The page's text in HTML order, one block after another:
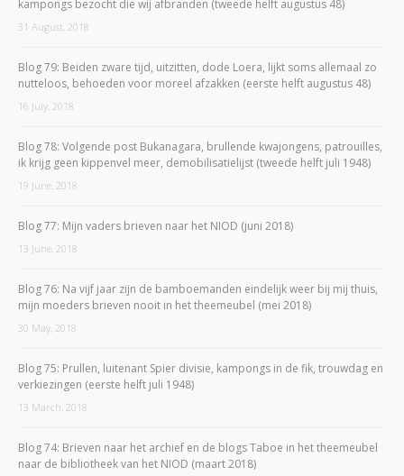
kampongs bezocht die wij afbranden (tweede helft augustus 48)
31 August, 2018
Blog 79: Beiden zware tijd, uitzitten, dode Loera, lijkt soms allemaal zo
nutteloos, behoeden voor moreel afzakken (eerste helft augustus 48)
16 July, 2018
Blog 78: Volgende post Bukanagara, brullende kwajongens, patrouilles,
ik krijg geen kippenvel meer, demobilisatielijst (tweede helft juli 1948)
19 June, 2018
Blog 77: Mijn vaders brieven naar het NIOD (juni 2018)
13 June, 2018
Blog 76: Na vijf jaar zijn de bamboemanden eindelijk weer bij mij thuis,
mijn moeders brieven nooit in het theemeubel (mei 2018)
30 May, 2018
Blog 75: Prullen, luitenant Spier divisie, kampongs in de fik, trouwdag en
verkiezingen (eerste helft juli 1948)
13 March, 2018
Blog 74: Brieven naar het archief en de blogs Taboe in het theemeubel
naar de bibliotheek van het NIOD (maart 2018)